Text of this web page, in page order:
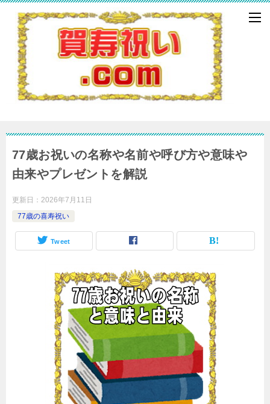
77歳お祝いの名称や名前や呼び方や意味や
由来やプレゼントを解説
更新日： 2026年7月11日
77歳の喜寿祝い
Tweet